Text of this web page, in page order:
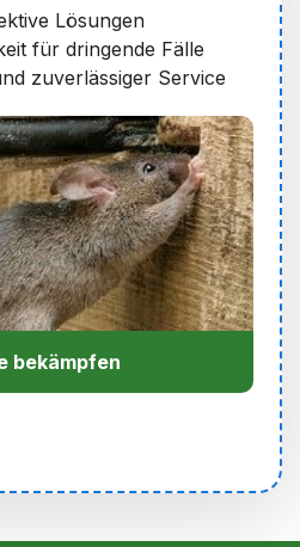
Lösungen
für dringende Fälle
zuverlässiger Service
bekämpfen